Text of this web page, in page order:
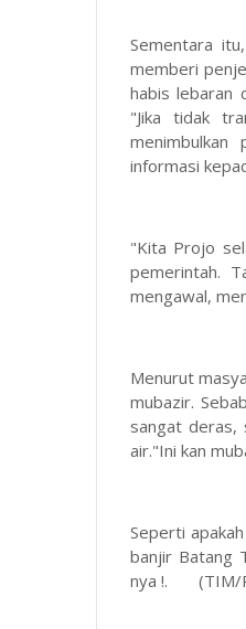
Sementara
memberi
habis lebaran
"Jika tidak
menimbulkan
informasi
"Kita Projo
pemerintah.
mengawal,
Menurut
mubazir.
sangat deras,
air."Ini kan
Seperti
banjir Batang
nya !. (TIM/